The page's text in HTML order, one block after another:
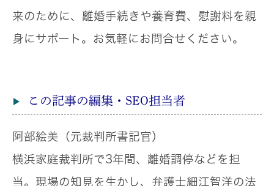
来のために、離婚手続きや養育費、慰謝料を親
身にサポート。お気軽にお問合せください。
この記事の編集・SEO担当者
阿部絵美（元裁判所書記官）
横浜家庭裁判所で3年間、離婚調停などを担
当。現場の知見を生かし、弁護士細江智洋の法